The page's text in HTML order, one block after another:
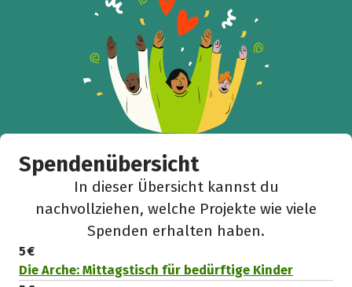
Spendenübersicht
In dieser Übersicht kannst du
nachvollziehen, welche Projekte wie viele
Spenden erhalten haben.
5 €
Die Arche: Mittagstisch für bedürftige Kinder
Facebook WhatsApp